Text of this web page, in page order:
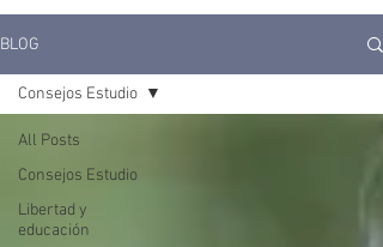
BLOG
All Posts
Consejos Estudio
Libertad y
educación
Consejos Estudio